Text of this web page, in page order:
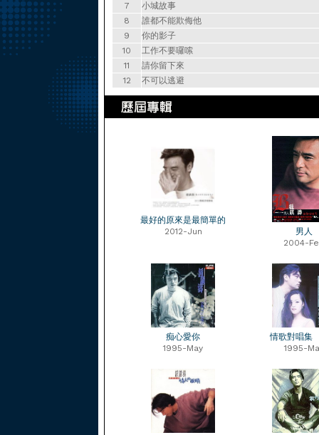
7
小城故事
8
誰都不能欺侮他
9
你的影子
10
工作不要囉嗦
11
請你留下來
12
不可以逃避
最好的原來是最簡單的
2012-Jun
男人
2004-
痴心愛你
1995-May
情歌對唱集
1995-